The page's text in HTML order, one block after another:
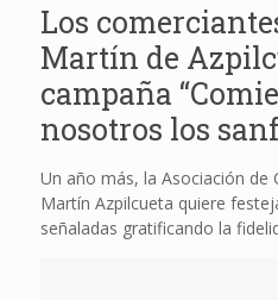
Los
Martín de
campaña
nosotros los
Un año más, la Asociación de
Martín Azpilcueta quiere
señaladas grati­ficando la